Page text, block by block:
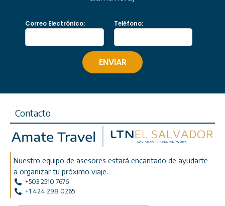
Correo Electrónico: Teléfono:
Contacto
Nuestro equipo de asesores estará encantado de ayudarte
a organizar tu próximo viaje.
+503 2510 7676
+1 424 298 0265